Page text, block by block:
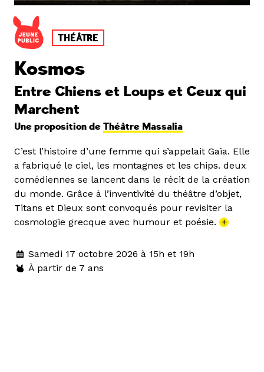
THÉÂTRE
Kosmos
Entre Chiens et Loups et Ceux qui
Marchent
Une proposition de Théâtre Massalia
C’est l’histoire d’une femme qui s’appelait Gaïa. Elle
a fabriqué le ciel, les montagnes et les chips. deux
comédiennes se lancent dans le récit de la création
du monde. Grâce à l’inventivité du théâtre d’objet,
Titans et Dieux sont convoqués pour revisiter la
cosmologie grecque avec humour et poésie. +
Samedi 17 octobre 2026 à 15h et 19h
À partir de 7 ans